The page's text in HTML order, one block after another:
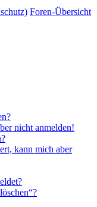
Foren-Übersicht
nicht anmelden!
kann mich aber